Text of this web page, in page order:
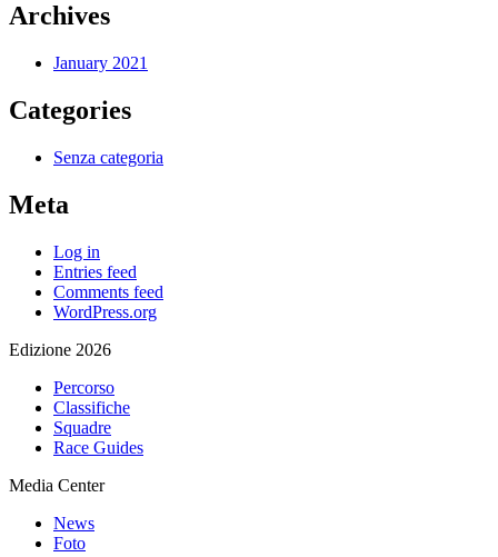
Archives
January 2021
Categories
Senza categoria
Meta
Log in
Entries feed
Comments feed
WordPress.org
Edizione 2026
Percorso
Classifiche
Squadre
Race Guides
Media Center
News
Foto